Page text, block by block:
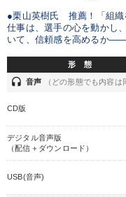
●栗山英樹氏 推薦！「組
仕事は、選手の心を動かし
いて、信頼感を高めるか
形 態
headset 音声 （どの形態でも内容は
CD版
デジタル音声版
（配信＋ダウンロード）
USB(音声)